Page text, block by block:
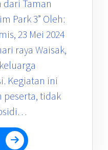
dari Taman
Park 3” Oleh:
23 Mei 2024
raya Waisak,
Kegiatan ini
tidak